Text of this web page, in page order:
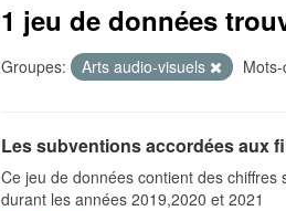
1 jeu de données
Groupes: Arts audio-visuels
Les subventions accordées aux
Ce jeu de données contient des
durant les années 2019,2020 et 2021